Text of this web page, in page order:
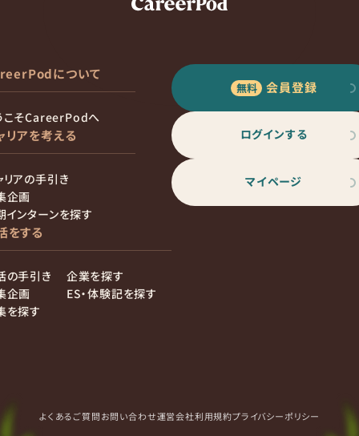
について
こそCareerPodへ
リアを考える
リアの手引き
企画
インターンを探す
をする
の手引き
企画
を探す
企業を探す
ES・体験記を探す
会員登録
ログインする
マイページ
よくあるご質問お問い合わせ運営会社利用規約プライバシーポリシー